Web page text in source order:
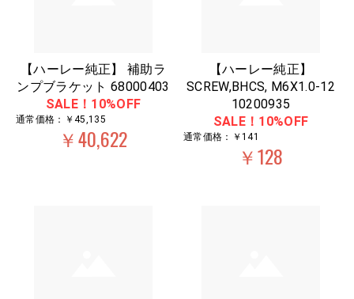
【ハーレー純正】 補助ラ
ンプブラケット 68000403
SALE！10%OFF
通常価格：￥45,135
￥40,622
【ハーレー純正】
SCREW,BHCS, M6X1.0-12
10200935
SALE！10%OFF
通常価格：￥141
￥128